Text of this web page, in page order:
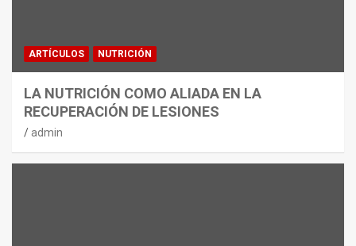
ARTÍCULOS NUTRICIÓN
LA NUTRICIÓN COMO ALIADA EN LA
RECUPERACIÓN DE LESIONES
admin